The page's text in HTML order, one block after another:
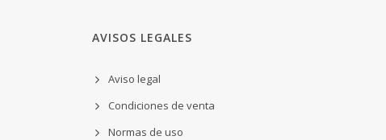
AVISOS LEGALES
Aviso legal
Condiciones de venta
Normas de uso